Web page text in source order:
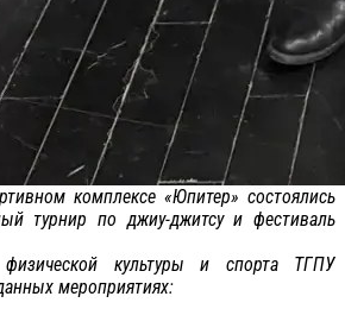
комплексе «Юпитер» состоялись
турнир по джиу-джитсу и фестиваль
физической культуры и спорта ТГПУ
мероприятиях: